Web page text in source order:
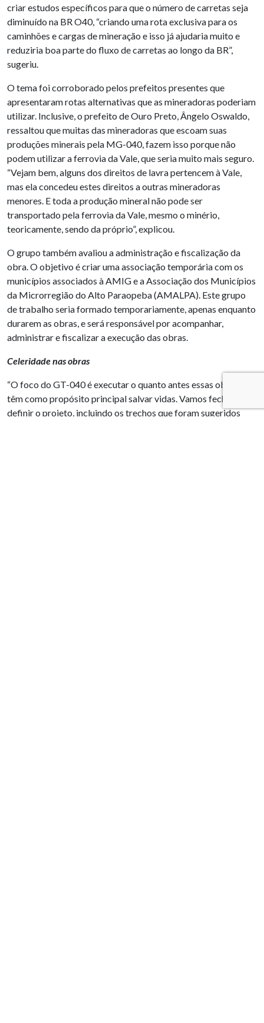
criar estudos específicos para que o número de carretas seja
diminuído na BR O40, “criando uma rota exclusiva para os
caminhões e cargas de mineração e isso já ajudaria muito e
reduziria boa parte do fluxo de carretas ao longo da BR”,
sugeriu.
O tema foi corroborado pelos prefeitos presentes que
apresentaram rotas alternativas que as mineradoras poderiam
utilizar. Inclusive, o prefeito de Ouro Preto, Ângelo Oswaldo,
ressaltou que muitas das mineradoras que escoam suas
produções minerais pela MG-040, fazem isso porque não
podem utilizar a ferrovia da Vale, que seria muito mais seguro.
“Vejam bem, alguns dos direitos de lavra pertencem à Vale,
mas ela concedeu estes direitos a outras mineradoras
menores. E toda a produção mineral não pode ser
transportado pela ferrovia da Vale, mesmo o minério,
teoricamente, sendo da próprio”, explicou.
O grupo também avaliou a administração e fiscalização da
obra. O objetivo é criar uma associação temporária com os
municípios associados à AMIG e a Associação dos Municípios
da Microrregião do Alto Paraopeba (AMALPA). Este grupo
de trabalho seria formado temporariamente, apenas enquanto
durarem as obras, e será responsável por acompanhar,
administrar e fiscalizar a execução das obras.
Celeridade nas obras
“O foco do GT-040 é executar o quanto antes essas obras que
têm como propósito principal salvar vidas. Vamos fechar e
definir o projeto, incluindo os trechos que foram sugeridos